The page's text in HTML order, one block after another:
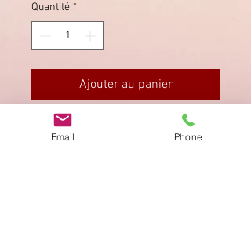
Quantité *
Ajouter au panier
Seltener Ablagestempel von Versam
Email Phone